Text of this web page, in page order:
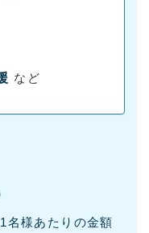
など
名様あたりの金額